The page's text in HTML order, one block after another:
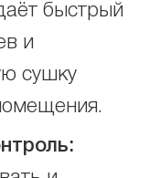
быстрый
и
сушку